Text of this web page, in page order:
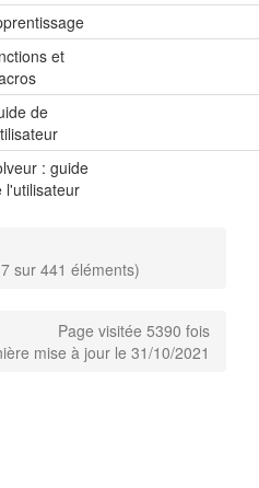
et
de
: guide
l'utilisateur
sur 441 éléments)
Page visitée 5390 fois
mise à jour le 31/10/2021